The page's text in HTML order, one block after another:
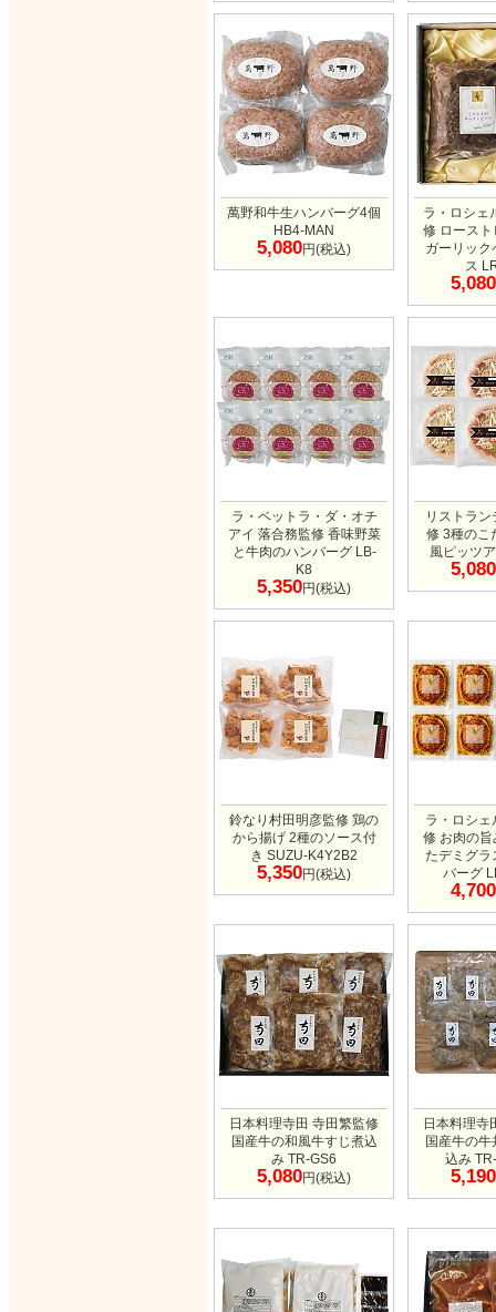
萬野和牛生ハンバーグ4個
HB4-MAN
5,080円(税込)
ラ・ロシェ
修 ロース
ガーリック
ス
5,080
ラ・ベットラ・ダ・オチ
アイ 落合務監修 香味野菜
と牛肉のハンバーグ LB-
K8
5,350円(税込)
リストラ
修 3種のこ
風ピッツ
5,080
鈴なり村田明彦監修 鶏の
から揚げ 2種のソース付
き SUZU-K4Y2B2
5,350円(税込)
ラ・ロシェ
修 お肉の
たデミグラ
バーグ
4,700
日本料理寺田 寺田繁監修
国産牛の和風牛すじ煮込
み TR-GS6
5,080円(税込)
日本料理寺
国産牛の
込み
5,190